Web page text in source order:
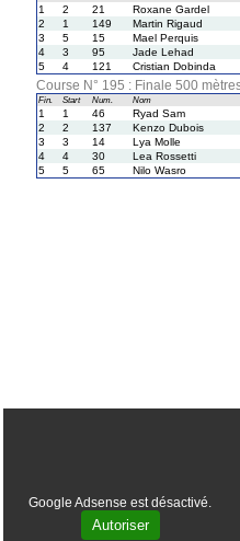
1 2 21
Roxane Gardel
2
1 149
Martin Rigaud
3
5 15
Mael Perquis
4
3 95
Jade Lehad
5
4 121 Cristian Dobinda
Course N° 195 : Finale 500
Fin. Start Num. Nom
1 1 46
Ryad Sam
2
2 137
Kenzo Dubois
3
3 14
Lya Molle
4
4 30
Lea Rossetti
5
5 65 Nilo Wasro
Google Adsense est désactivé.
Autoriser